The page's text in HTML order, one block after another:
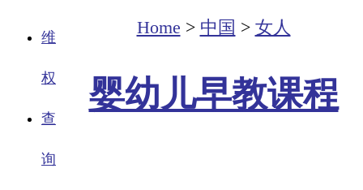
维
权
查
询
Home > 中国 > 女人
婴幼儿早教课程